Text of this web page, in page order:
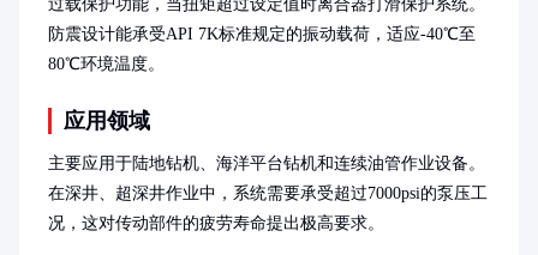
过载保护功能，当扭矩超过设定值时离合器打滑保护系统。
防震设计能承受API 7K标准规定的振动载荷，适应-40℃至
80℃环境温度。
应用领域
主要应用于陆地钻机、海洋平台钻机和连续油管作业设备。
在深井、超深井作业中，系统需要承受超过7000psi的泵压工
况，这对传动部件的疲劳寿命提出极高要求。